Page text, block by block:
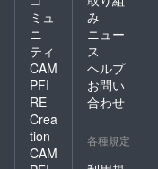
ミュ
ニ
ティ
CAM
PFI
RE
Crea
tion
CAM
み
ニュー
ス
ヘルプ
お問い
合わせ
各種規定